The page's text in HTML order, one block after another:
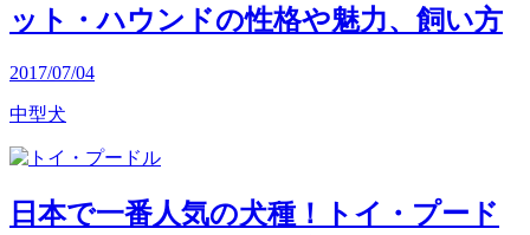
ット・ハウンドの性格や魅力、飼い方
2017/07/04
中型犬
日本で一番人気の犬種！トイ・プード